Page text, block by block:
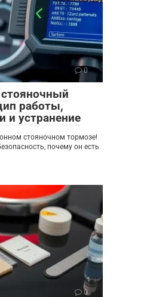
0
работы,
и устранение
стояночном тормозе!
почему он есть
0